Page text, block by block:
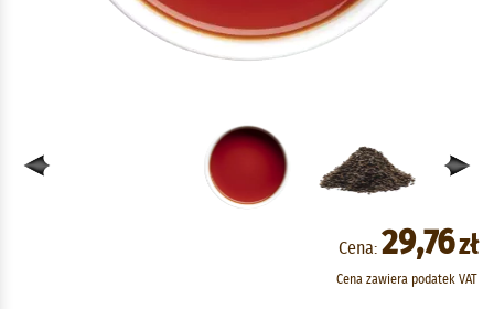
Cena: 29,76zł
Cena zawiera podatek VAT